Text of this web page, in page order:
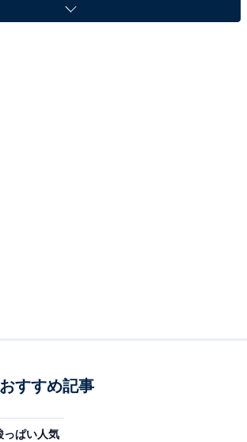
いて、それぞれを混ぜ合わせるとどん
チソースには、
すすめ記事
っぱい人気